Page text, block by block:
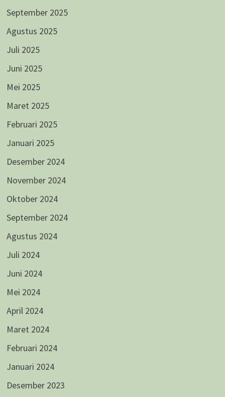
September 2025
Agustus 2025
Juli 2025
Juni 2025
Mei 2025
Maret 2025
Februari 2025
Januari 2025
Desember 2024
November 2024
Oktober 2024
September 2024
Agustus 2024
Juli 2024
Juni 2024
Mei 2024
April 2024
Maret 2024
Februari 2024
Januari 2024
Desember 2023